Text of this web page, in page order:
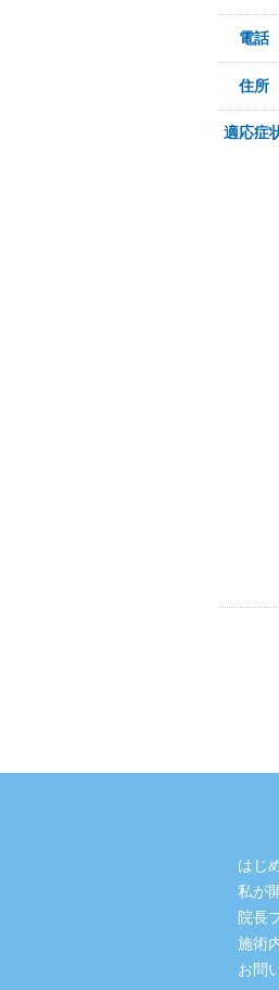
電話
住所
適応症
はじ
私が
院長
施術
お問